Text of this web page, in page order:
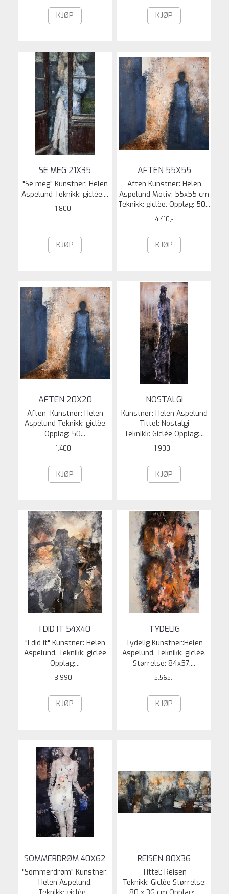
KJØP KJØP
SE MEG 21X35
"Se meg" Kunstner: Helen
Aspelund Teknikk: giclèe....
1.800,-
KJØP
AFTEN 55X55
Aften Kunstner: Helen
Aspelund Motiv: 55x55 cm
Teknikk: giclèe. Opplag: 50...
4.410,-
KJØP
AFTEN 20X20
Aften Kunstner: Helen
Aspelund Teknikk: giclèe
Opplag: 50...
1.400,-
KJØP
NOSTALGI
Kunstner: Helen Aspelund
Tittel: Nostalgi
Teknikk: Giclée Opplag:...
1.900,-
KJØP
I DID IT 54X40
"I did it" Kunstner: Helen
Aspelund. Teknikk: giclèe
Opplag:...
3.990,-
KJØP
TYDELIG
Tydelig Kunstner:Helen
Aspelund. Teknikk: giclèe.
Størrelse: 84x57....
5.565,-
KJØP
SOMMERDRØM 40X62
"Sommerdrøm" Kunstner:
Helen Aspelund.
REISEN 80X36
Tittel: Reisen
Teknikk: Giclèe Størrelse: